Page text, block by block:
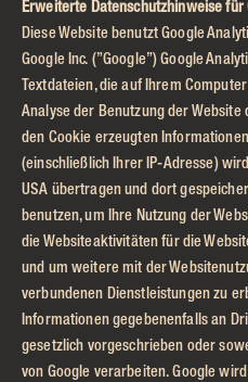
Erweiterte Datenschutzhinweise für
Diese Website benutzt Google
Google Inc. (”Google”) Google
Textdateien, die auf Ihrem
Analyse der Benutzung der
den Cookie erzeugten
(einschließlich Ihrer IP-Adresse)
USA übertragen und dort
benutzen, um Ihre Nutzung der
die Websiteaktivitäten für die
und um weitere mit der
verbundenen Dienstleistungen zu
Informationen gegebenenfalls an
gesetzlich vorgeschrieben oder
von Google verarbeiten. Google